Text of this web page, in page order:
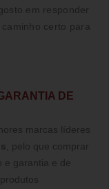
em responder
certo para
DE
marcas líderes
, pelo que comprar
e garantia e de